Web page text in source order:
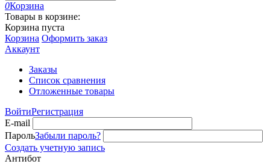
0Корзина
Товары в корзине:
Корзина пуста
Корзина Оформить заказ
Аккаунт
Заказы
Список сравнения
Отложенные товары
ВойтиРегистрация
E-mail
ПарольЗабыли пароль?
Создать учетную запись
Антибот